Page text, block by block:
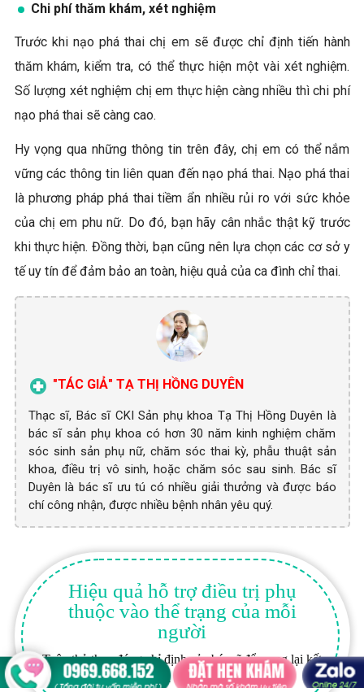
Chi phí thăm khám, xét nghiệm
Trước khi nạo phá thai chị em sẽ được chỉ định tiến hành
thăm khám, kiểm tra, có thể thực hiện một vài xét nghiệm.
Số lượng xét nghiệm chị em thực hiện càng nhiều thì chi phí
nạo phá thai sẽ càng cao.
Hy vọng qua những thông tin trên đây, chị em có thể nắm
vững các thông tin liên quan đến nạo phá thai. Nạo phá thai
là phương pháp phá thai tiềm ẩn nhiều rủi ro với sức khỏe
của chị em phu nữ. Do đó, bạn hãy cân nhắc thật kỹ trước
khi thực hiện. Đồng thời, bạn cũng nên lựa chọn các cơ sở y
tế uy tín để đảm bảo an toàn, hiệu quả của ca đình chỉ thai.
"TÁC GIẢ" TẠ THỊ HỒNG DUYÊN
Thạc sĩ, Bác sĩ CKI Sản phụ khoa Tạ Thị Hồng Duyên là
bác sĩ sản phụ khoa có hơn 30 năm kinh nghiệm chăm
sóc sinh sản phụ nữ, chăm sóc thai kỳ, phẫu thuật sản
khoa, điều trị vô sinh, hoặc chăm sóc sau sinh. Bác sĩ
Duyên là bác sĩ ưu tú có nhiều giải thưởng và được báo
chí công nhận, được nhiều bệnh nhân yêu quý.
Hiệu quả hỗ trợ điều trị phụ
thuộc vào thể trạng của mỗi
người
Tuân thủ theo đúng chỉ định của bác sĩ để mang lại kết
quả tốt nhất